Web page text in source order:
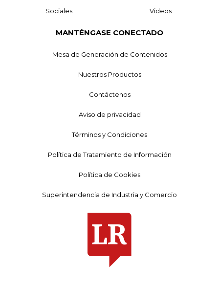
Sociales Videos
MANTÉNGASE CONECTADO
Mesa de Generación de Contenidos
Nuestros Productos
Contáctenos
Aviso de privacidad
Términos y Condiciones
Política de Tratamiento de Información
Política de Cookies
Superintendencia de Industria y Comercio